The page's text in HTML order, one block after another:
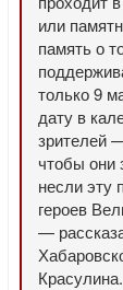
или
память о
только 9
дату в
зрителей
чтобы они
несли эту
героев
—
Красулина.